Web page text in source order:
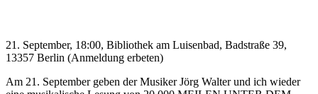
21. September, 18:00, Bibliothek am Luisenbad, Badstraße 39,
13357 Berlin (Anmeldung erbeten)
Am 21. September geben der Musiker Jörg Walter und ich wieder